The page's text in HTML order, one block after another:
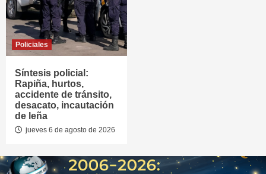
Policiales
Síntesis policial:
Rapiña, hurtos,
accidente de tránsito,
desacato, incautación
de leña
jueves 6 de agosto de 2026